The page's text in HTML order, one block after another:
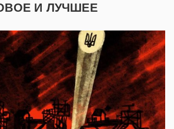
И ЛУЧШЕЕ